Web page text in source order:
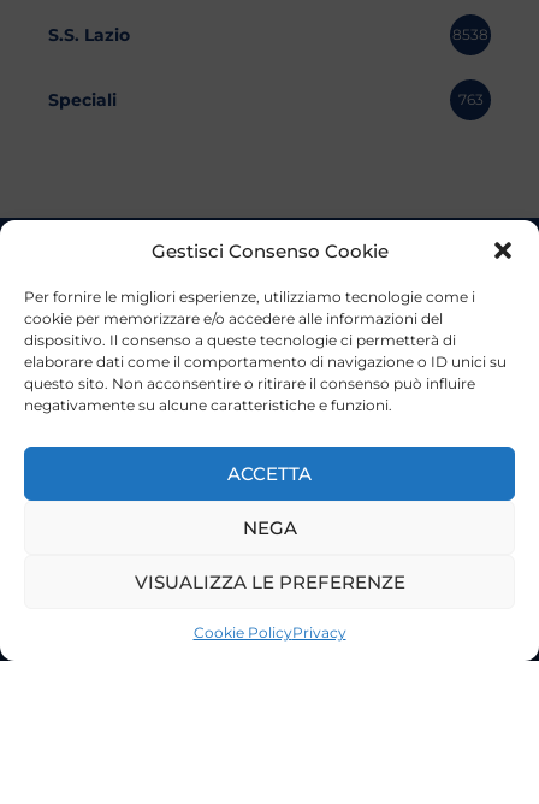
Gestisci Consenso Cookie
Per fornire le migliori esperienze, utilizziamo tecnologie come i
cookie per memorizzare e/o accedere alle informazioni del
dispositivo. Il consenso a queste tecnologie ci permetterà di
elaborare dati come il comportamento di navigazione o ID unici su
questo sito. Non acconsentire o ritirare il consenso può influire
negativamente su alcune caratteristiche e funzioni.
ACCETTA
NEGA
VISUALIZZA LE PREFERENZE
Cookie PolicyPrivacy
S.S. Lazio 8538
Speciali 763
Testata Giornalistica - Autorizzazione Tribunale di Roma